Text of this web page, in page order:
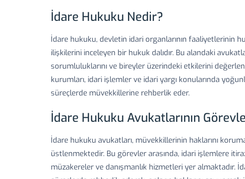
İdare Hukuku Nedir?
İdare hukuku, devletin idari organlarının faaliyetlerinin
ilişkilerini inceleyen bir hukuk dalıdır. Bu alandaki
sorumluluklarını ve bireyler üzerindeki etkilerini
kurumları, idari işlemler ve idari yargı konularında
süreçlerde müvekkillerine rehberlik eder.
İdare Hukuku Avukatlarının
İdare hukuku avukatları, müvekkillerinin haklarını
üstlenmektedir. Bu görevler arasında, idari işlemlere
müzakereler ve danışmanlık hizmetleri yer almaktadır.